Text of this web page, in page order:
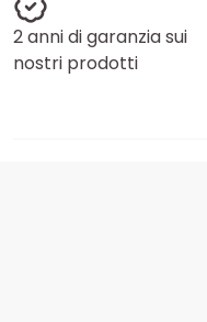
2 anni di garanzia sui
nostri prodotti